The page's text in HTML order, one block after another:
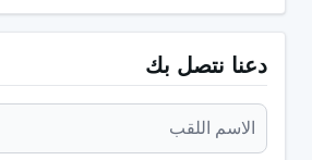
فرصة لاكتساب الخبرة العملية
الخبرة في التواصل مع المرضى
تلقي ملاحظات مباشرة من
تنمية الثقة المهنية بالنفس
دعنا نتصل بك